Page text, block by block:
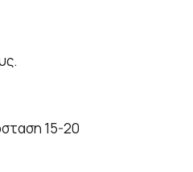
15-20